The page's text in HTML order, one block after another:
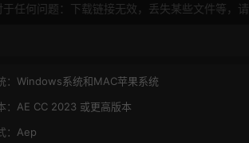
任何问题：下载链接无效，丢失某些文件等，请
Windows系统和MAC苹果系统
AE CC 2023 或更高版本
Aep